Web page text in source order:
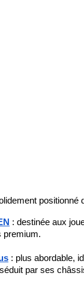
: destinée aux
premium.
: plus abordable,
par ses